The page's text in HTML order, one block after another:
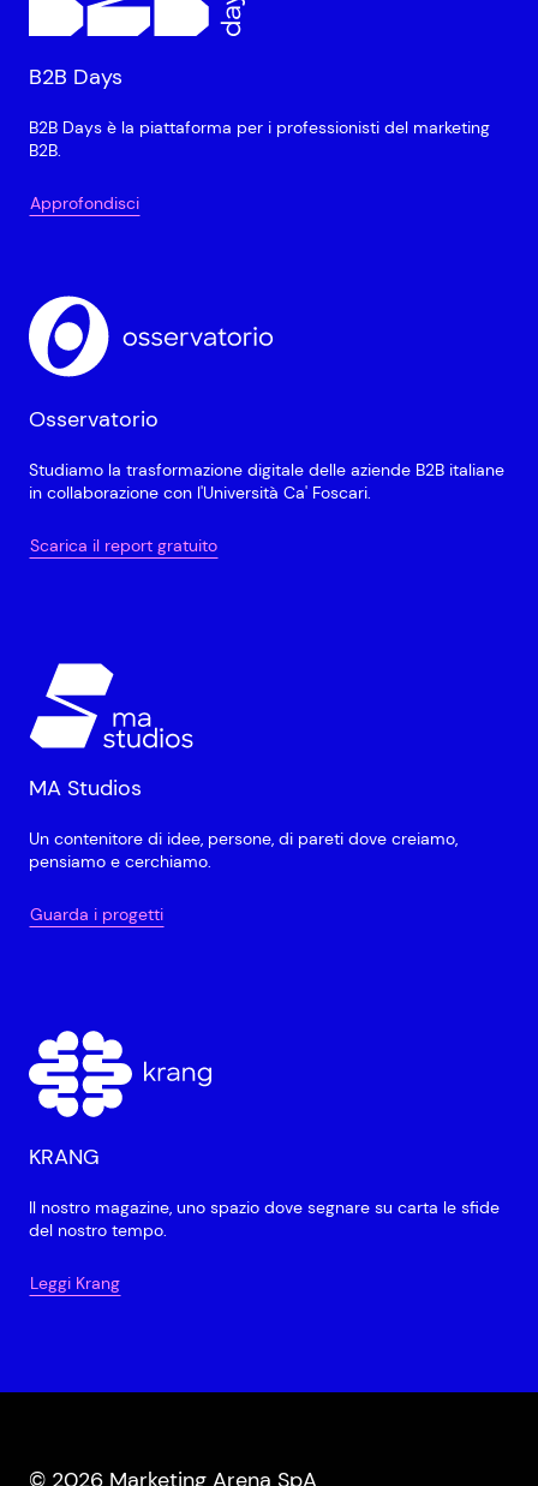
B2B Days
B2B Days è la piattaforma per i professionisti del marketing
B2B.
Approfondisci
Osservatorio
Studiamo la trasformazione digitale delle aziende B2B italiane
in collaborazione con l'Università Ca' Foscari.
Scarica il report gratuito
MA Studios
Un contenitore di idee, persone, di pareti dove creiamo,
pensiamo e cerchiamo.
Guarda i progetti
KRANG
Il nostro magazine, uno spazio dove segnare su carta le sfide
del nostro tempo.
Leggi Krang
© 2026 Marketing Arena SpA